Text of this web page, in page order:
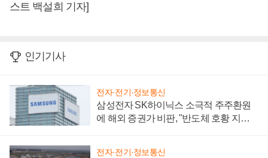
스트 백설희 기자]
인기기사
전자·전기·정보통신
삼성전자 SK하이닉스 소극적 주주환원
에 해외 증권가 비판, "반도체 호황 지속
전자·전기·정보통신